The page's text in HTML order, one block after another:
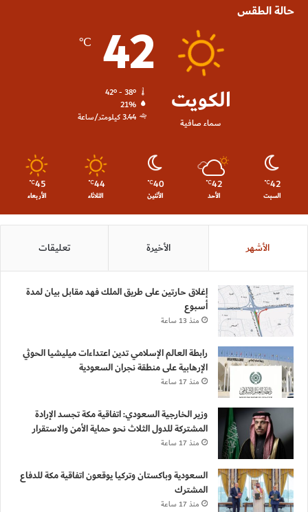
حالة الطقس
الكويت
سماء صافية
42
℃
42º - 38º
21%
3.44 كيلومتر/ساعة
42
℃
السبت
42
℃
الأحد
40
℃
الأثنين
44
℃
الثلاثاء
45
℃
الأربعاء
الأشهر الأخيرة تعليقات
إغلاق حارتين على طريق الملك فهد مقابل بيان لمدة
أسبوع
منذ 13 ساعة
رابطة العالم الإسلامي تدين اعتداءات ميليشيا الحوثي
الإرهابية على منطقة نجران السعودية
منذ 17 ساعة
وزير الخارجية السعودي: اتفاقية مكة تجسد الإرادة
المشتركة للدول الثلاث نحو حماية الأمن والاستقرار
منذ 17 ساعة
السعودية وباكستان وتركيا يوقعون اتفاقية مكة للدفاع
المشترك
منذ 17 ساعة